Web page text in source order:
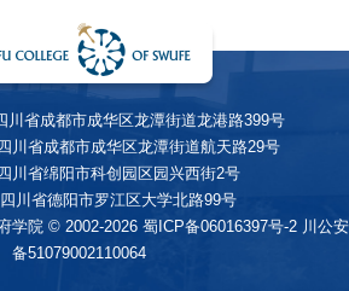
川省成都市成华区龙潭街道龙港路399号
川省成都市成华区龙潭街道航天路29号
川省绵阳市科创园区园兴西街2号
川省德阳市罗江区大学北路99号
学院 © 2002-2026 蜀ICP备06016397号-2 川公安
备51079002110064